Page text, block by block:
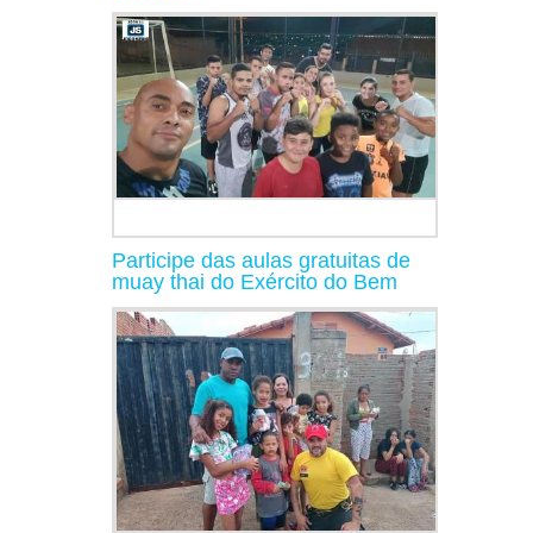
Participe das aulas gratuitas de
muay thai do Exército do Bem